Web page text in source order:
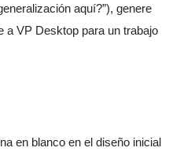
aquí?”), genere
a VP Desktop para un trabajo
en blanco en el diseño inicial